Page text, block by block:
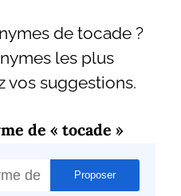
de tocade ?
les plus
vos suggestions.
de « tocade »